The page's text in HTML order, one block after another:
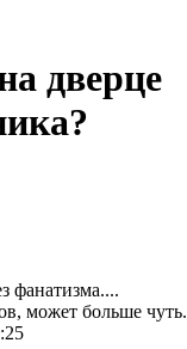
дверце
фанатизма....
может больше чуть.